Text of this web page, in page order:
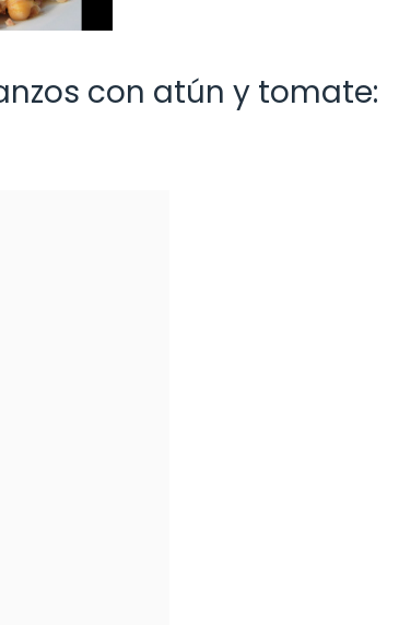
con atún y tomate: